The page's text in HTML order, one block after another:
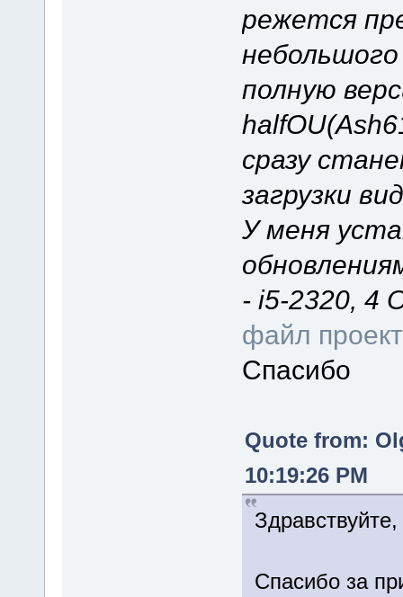
режется
полную
сразу
загрузки
У меня
- i5-2320, 4
файл
Спасибо
Quote from:
10:19:26 PM
Спасибо за